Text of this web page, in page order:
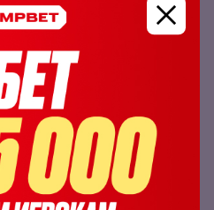
вызов от Гаджи
Однако Гаджи еще не
травмы. Обсуждали
вашего боя? Будешь ли
с ним или
этому, безусловно, потому
и
тяжёлом весе.
я буду только этому